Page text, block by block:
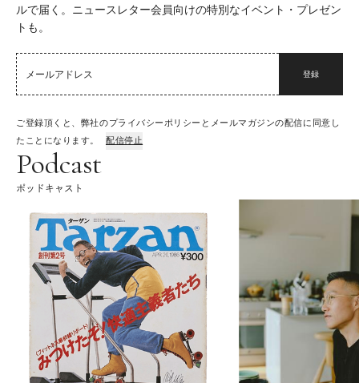
ルで届く。ニュースレター会員向けの特別なイベント・プレゼン
トも。
登録
ご登録頂くと、弊社のプライバシーポリシーとメールマガジンの配信に同意し
たことになります。
配信停止
Podcast
ポッドキャスト